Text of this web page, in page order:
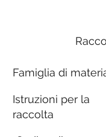
Famiglia di
Istruzioni per la
raccolta